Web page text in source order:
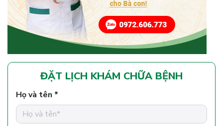
ĐẶT LỊCH KHÁM CHỮA BỆNH
Họ và tên *